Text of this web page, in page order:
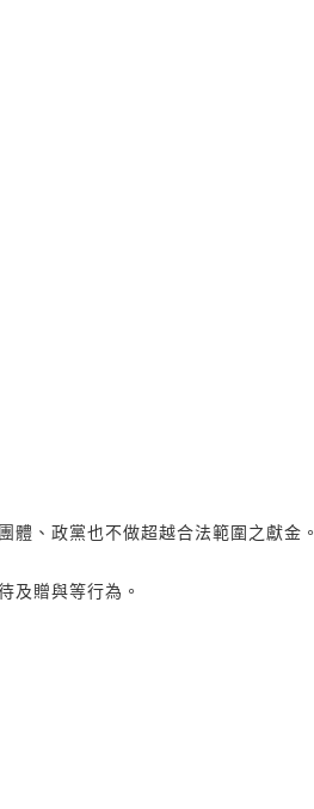
體、政黨也不做超越合法範圍之獻金。
及贈與等行為。